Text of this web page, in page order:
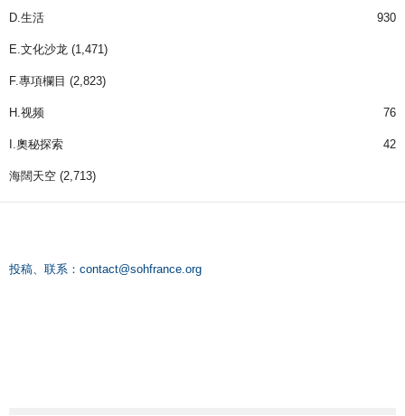
D.生活 930
E.文化沙龙 (1,471)
F.專項欄目 (2,823)
H.视频 76
I.奧秘探索 42
海闊天空 (2,713)
投稿、联系： contact@sohfrance.org